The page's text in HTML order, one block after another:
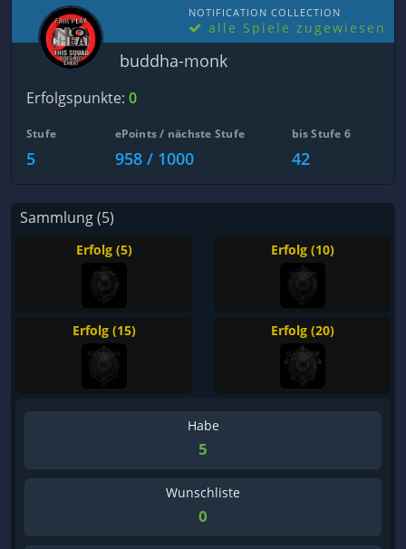
NOTIFICATION COLLECTION
alle Spiele zugewiesen
buddha-monk
Erfolgspunkte: 0
Stufe
5
ePoints / nächste Stufe
958 / 1000
bis Stufe 6
42
Sammlung (5)
Erfolg (5) Erfolg (10)
Erfolg (15) Erfolg (20)
Habe
5
Wunschliste
0